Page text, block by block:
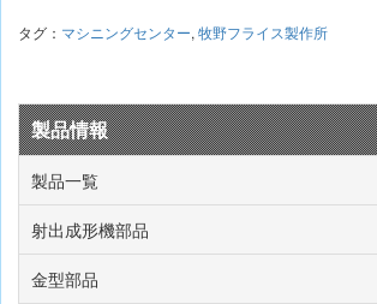
タグ： マシニングセンター, 牧野フライス製作所
製品情報
製品一覧
射出成形機部品
金型部品